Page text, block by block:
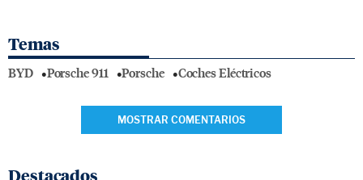
Temas
BYD Porsche 911 Porsche Coches Eléctricos
MOSTRAR COMENTARIOS